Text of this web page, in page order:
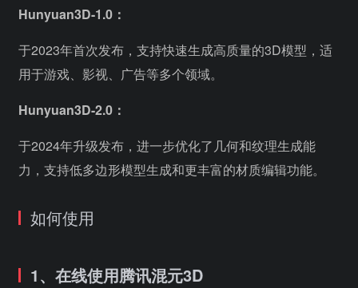
Hunyuan3D-1.0：
于2023年首次发布，支持快速生成高质量的3D模型，适
用于游戏、影视、广告等多个领域。
Hunyuan3D-2.0：
于2024年升级发布，进一步优化了几何和纹理生成能
力，支持低多边形模型生成和更丰富的材质编辑功能。
如何使用
1、在线使用腾讯混元3D